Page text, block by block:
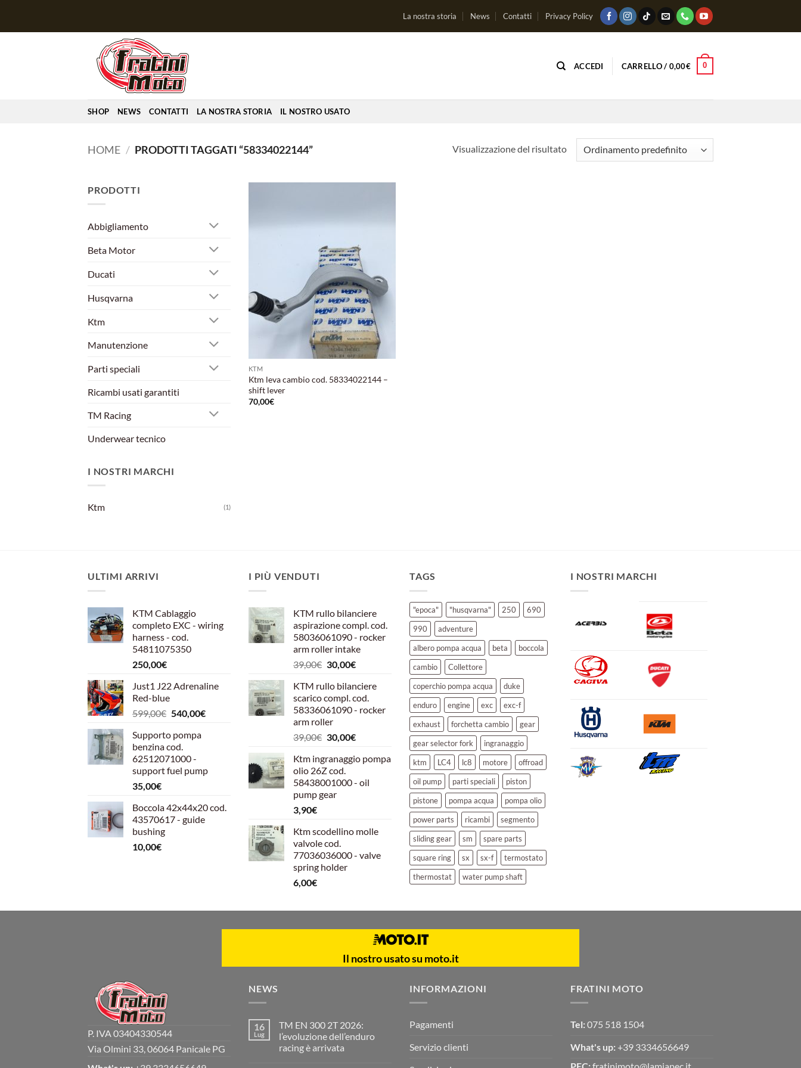
La nostra storia News Contatti Privacy Policy
ACCEDI CARRELLO / 0,00€ 0
SHOP NEWS CONTATTI LA NOSTRA STORIA IL NOSTRO USATO
HOME / PRODOTTI TAGGATI “58334022144” Visualizzazione del risultato
PRODOTTI
Abbigliamento
Beta Motor
Ducati
Husqvarna
Ktm
Manutenzione
Parti speciali
Ricambi usati garantiti
TM Racing
Underwear tecnico
I NOSTRI MARCHI
Ktm (1)
KTM
Ktm leva cambio cod. 58334022144 –
shift lever
70,00€
ULTIMI ARRIVI
KTM Cablaggio
completo EXC - wiring
harness - cod.
54811075350
250,00€
Just1 J22 Adrenaline
Red-blue
599,00€ Il
originale
era:
599,00€.
540,00€Il
Supporto pompa
benzina cod.
62512071000 -
support fuel pump
35,00€
Boccola 42x44x20 cod.
43570617 - guide
bushing
10,00€
I PIÙ VENDUTI
KTM rullo bilanciere
aspirazione compl. cod.
58036061090 - rocker
arm roller intake
39,00€ Il
originale
era:
39,00€.
30,00€Il
attuale
è:
30,00€.
KTM rullo bilanciere
scarico compl. cod.
58336061090 - rocker
arm roller
39,00€ Il
originale
era:
39,00€.
30,00€Il
attuale
30,00€.
Ktm ingranaggio pompa
olio 26Z cod.
58438001000 - oil
pump gear
3,90€
Ktm scodellino molle
valvole cod.
77036036000 - valve
spring holder
6,00€
TAGS
"epoca" "husqvarna" 250
690
990
adventure
albero pompa acqua
beta
boccola
cambio
Collettore
coperchio pompa acqua
duke
enduro
engine exc
exc-f
exhaust
forchetta cambio
gear
gear selector fork
ingranaggio
ktm
LC4 lc8 motore
offroad
oil pump
parti speciali
piston
pistone
pompa acqua
pompa olio
power parts
ricambi
segmento
sliding gear
sm
spare parts
square ring
sx sx-f
termostato
thermostat
water pump shaft
I NOSTRI MARCHI
Il nostro usato su moto.it
P. IVA 03404330544
Via Olmini 33, 06064 Panicale PG
NEWS
16
Lug
TM EN 300 2T 2026:
l’evoluzione dell’enduro
racing è arrivata
INFORMAZIONI
Pagamenti
Servizio clienti
FRATINI MOTO
Tel: 075 518 1504
What's up: +39 3334656649